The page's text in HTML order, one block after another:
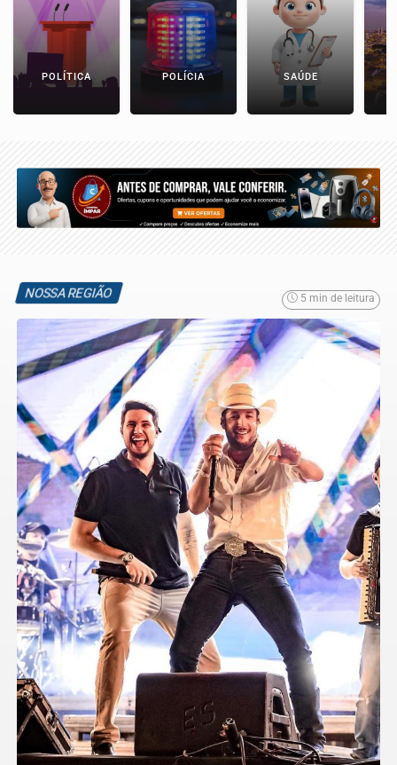
POLÍTICA POLÍCIA SAÚDE
NOSSA REGIÃO 5 min de leitura